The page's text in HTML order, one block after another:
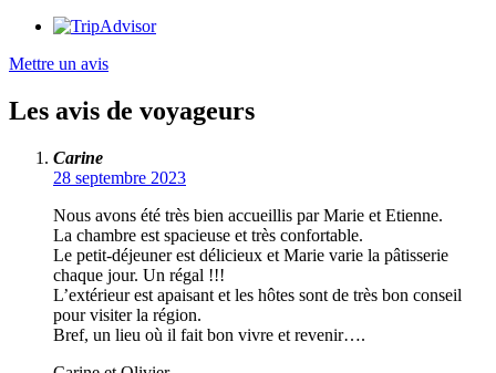
Mettre un avis
Les avis de voyageurs
Carine
28 septembre 2023
Nous avons été très bien accueillis par Marie et Etienne.
La chambre est spacieuse et très confortable.
Le petit-déjeuner est délicieux et Marie varie la pâtisserie
chaque jour. Un régal !!!
L’extérieur est apaisant et les hôtes sont de très bon conseil
pour visiter la région.
Bref, un lieu où il fait bon vivre et revenir….